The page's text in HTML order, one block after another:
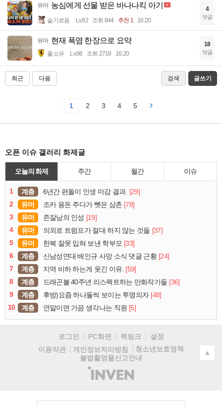
유머 농심에게 선물 받은 바나나킥 아기
슬기로움 Lv.92 조회 844 추천 1 16:20
4
댓글
유머 현재 폭염 한장으로 요약
풀소유 Lv.86 조회 2718 16:20
18
댓글
최근 다음 검색 글쓰기
1 2 3 4 5
오픈 이슈 갤러리 화제글
오늘의 화제 주간 월간 이슈
1 계층 6년간 편돌이 인생 마감 결과. [29]
2
유머 조카 용돈 주다가 뺏은 삼촌 [78]
3
유머 존잘남의 인성 [19]
4
유머 의외로 트럼프가 절대 하지 않는 것들 [37]
5
유머 한복 잘못 입혀 보낸 학부모 [33]
6
계층 신남성연대 배인규 사망 소식 댓글 근황 [24]
7
계층 지역 비하 하는게 웃긴 이유. [59]
8
계층 드래곤볼 40주년 리스펙트하는 만화작가들 [36]
9
계층 후방)요즘 하나둘씩 보이는 투명의자 [48]
10
계층 연말이면 가끔 생각나는 직원 [5]
로그인 PC화면 퀵링크
설정
이용약관
개인정보처리방침
청소년보호정책
불법촬영물신고안내
(주)
인
▲